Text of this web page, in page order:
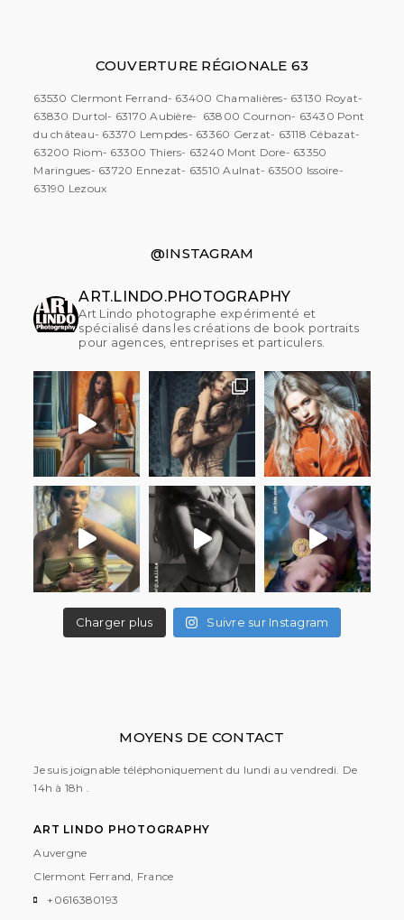
COUVERTURE RÉGIONALE 63
63530 Clermont Ferrand- 63400 Chamalières- 63130 Royat-
63830 Durtol- 63170 Aubière- 63800 Cournon- 63430 Pont
du château- 63370 Lempdes- 63360 Gerzat- 63118 Cébazat-
63200 Riom- 63300 Thiers- 63240 Mont Dore- 63350
Maringues- 63720 Ennezat- 63510 Aulnat- 63500 Issoire-
63190 Lezoux
@INSTAGRAM
ART.LINDO.PHOTOGRAPHY
Art Lindo photographe expérimenté et
spécialisé dans les créations de book portraits
pour agences, entreprises et particulers.
Charger plus Suivre sur Instagram
MOYENS DE CONTACT
Je suis joignable téléphoniquement du lundi au vendredi. De
14h à 18h .
ART LINDO PHOTOGRAPHY
Auvergne
Clermont Ferrand, France
+0616380193